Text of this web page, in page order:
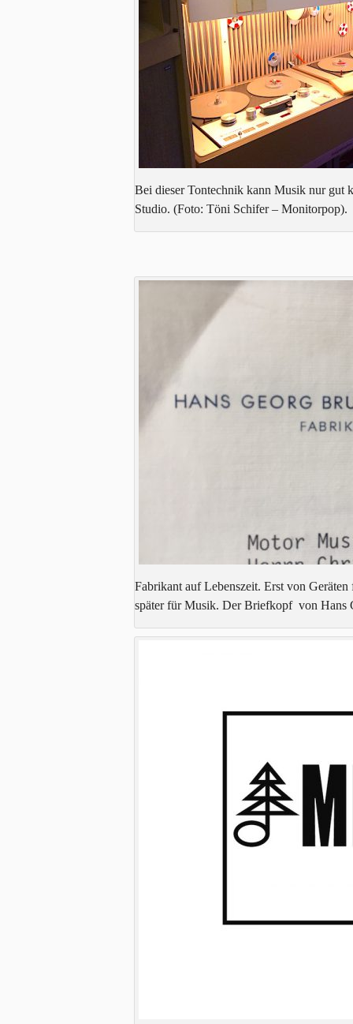
Bei dieser Tontechnik kann Musik nur gut
Studio. (Foto: Töni Schifer – Monitorpop).
Fabrikant auf Lebenszeit. Erst von
später für Musik. Der Briefkopf von Hans